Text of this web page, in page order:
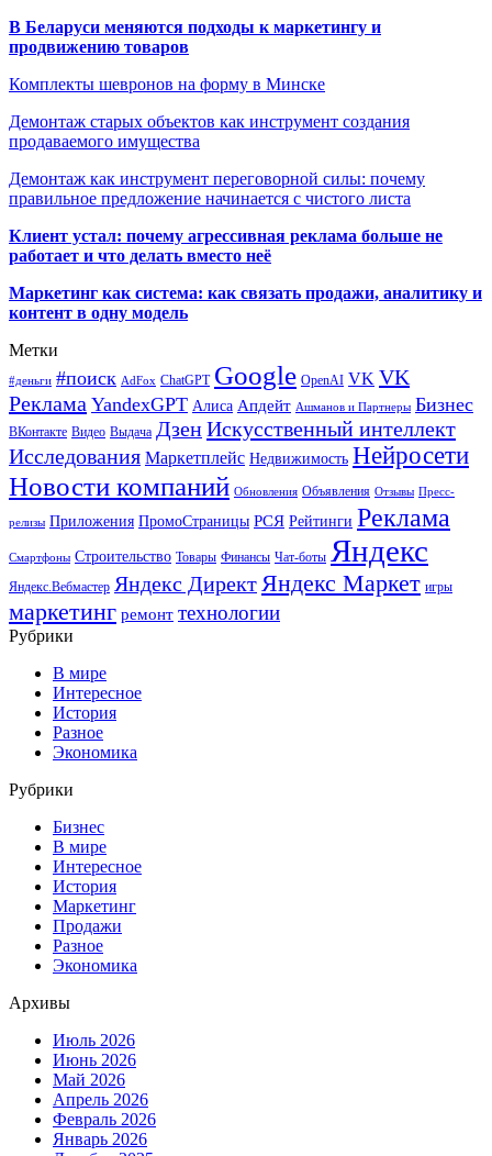
В Беларуси меняются подходы к маркетингу и
продвижению товаров
Комплекты шевронов на форму в Минске
Демонтаж старых объектов как инструмент создания
продаваемого имущества
Демонтаж как инструмент переговорной силы: почему
правильное предложение начинается с чистого листа
Клиент устал: почему агрессивная реклама больше не
работает и что делать вместо неё
Маркетинг как система: как связать продажи, аналитику и
контент в одну модель
Метки
#деньги #поиск AdFox ChatGPT Google OpenAI VK VK
Реклама YandexGPT Алиса Апдейт Ашманов и Партнеры Бизнес
ВКонтакте Видео Выдача ДзенИскусственный интеллект
Исследования Маркетплейс Недвижимость Нейросети
Новости компаний Обновления Объявления Отзывы Пресс-
релизы Приложения ПромоСтраницы РСЯ Рейтинги Реклама
Смартфоны Строительство Товары Финансы Чат-боты Яндекс
Яндекс.Вебмастер Яндекс ДиректЯндекс Маркет игры
маркетинг ремонт технологии
Рубрики
В мире
Интересное
История
Разное
Экономика
Рубрики
Бизнес
В мире
Интересное
История
Маркетинг
Продажи
Разное
Экономика
Архивы
Июль 2026
Июнь 2026
Май 2026
Апрель 2026
Февраль 2026
Январь 2026